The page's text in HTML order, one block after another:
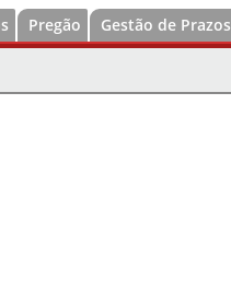
Pregão Gestão de Prazos